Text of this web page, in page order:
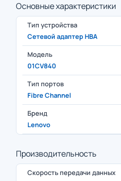
Основные характеристики
Тип устройства
Сетевой адаптер HBA
Модель
01CV840
Тип портов
Fibre Channel
Бренд
Lenovo
Производительность
Скорость передачи данных